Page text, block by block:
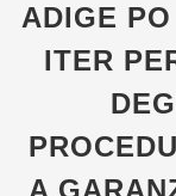
ADIGE
ITER
A